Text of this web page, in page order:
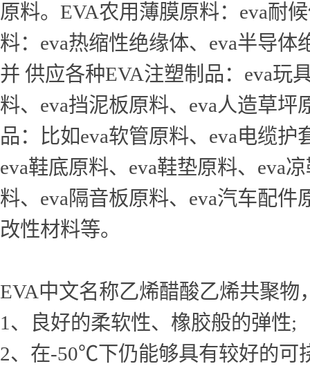
原料。EVA农用薄膜原料：eva耐
料：eva热缩性绝缘体、eva半导体
并 供应各种EVA注塑制品：eva玩
料、eva挡泥板原料、eva人造草
品：比如eva软管原料、eva电缆
eva鞋底原料、eva鞋垫原料、eva
料、eva隔音板原料、eva汽车配件
改性材料等。
EVA中文名称乙烯醋酸乙烯共聚物
1、良好的柔软性、橡胶般的弹性;
2、在-50℃下仍能够具有较好的可